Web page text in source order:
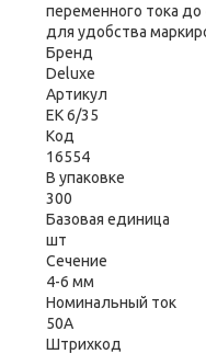
переменного тока до
для удобства
Бренд
Deluxe
Артикул
ЕК 6/35
Код
16554
В упаковке
300
Базовая единица
шт
Сечение
4-6 мм
Номинальный ток
50A
Штрихкод